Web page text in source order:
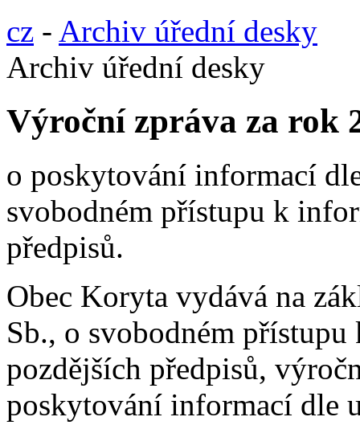
cz - Archiv úřední desky
Archiv úřední desky
Výroční zpráva za rok
o poskytování informací
svobodném přístupu k
předpisů.
Obec Koryta vydává na
Sb., o svobodném
pozdějších předpisů,
poskytování informací dle